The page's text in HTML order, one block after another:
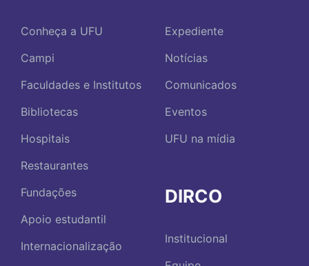
Conheça a UFU
Campi
Faculdades e Institutos
Bibliotecas
Hospitais
Restaurantes
Fundações
Apoio estudantil
Internacionalização
Expediente
Notícias
Comunicados
Eventos
UFU na mídia
DIRCO
Institucional